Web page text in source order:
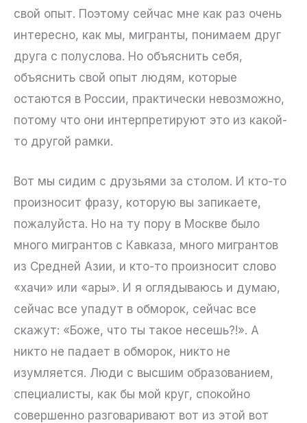
свой опыт. Поэтому сейчас мне как раз очень
интересно, как мы, мигранты, понимаем друг
друга с полуслова. Но объяснить себя,
объяснить свой опыт людям, которые
остаются в России, практически невозможно,
потому что они интерпретируют это из какой-
то другой рамки.
Вот мы сидим с друзьями за столом. И кто-то
произносит фразу, которую вы запикаете,
пожалуйста. Но на ту пору в Москве было
много мигрантов с Кавказа, много мигрантов
из Средней Азии, и кто-то произносит слово
«хачи» или «ары». И я оглядываюсь и думаю,
сейчас все упадут в обморок, сейчас все
скажут: «Боже, что ты такое несешь?!». А
никто не падает в обморок, никто не
изумляется. Люди с высшим образованием,
специалисты, как бы мой круг, спокойно
совершенно разговаривают вот из этой вот